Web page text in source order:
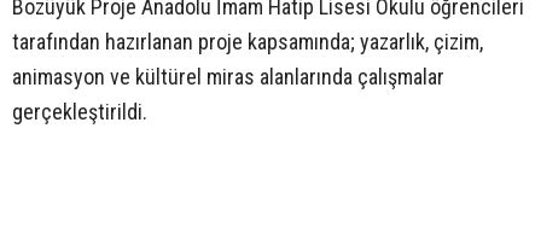
Bozüyük Proje Anadolu İmam Hatip Lisesi Okulu öğrencileri
tarafından hazırlanan proje kapsamında; yazarlık, çizim,
animasyon ve kültürel miras alanlarında çalışmalar
gerçekleştirildi.